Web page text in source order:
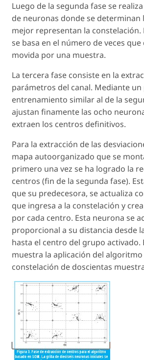
Luego de la segunda fase se
de neuronas donde se determinan
mejor representan la constelación.
se basa en el número de veces
movida por una muestra.
La tercera fase consiste en la
parámetros del canal. Mediante
entrenamiento similar al de la
ajustan finamente las ocho
extraen los centros definitivos.
Para la extracción de las
mapa autoorganizado que se
primero una vez se ha logrado la
centros (fin de la segunda fase).
que su predecesora, se actualiza
que ingresa a la constelación y
por cada centro. Esta neurona se
proporcional a su distancia desde
hasta el centro del grupo activado.
muestra la aplicación del
constelación de doscientas